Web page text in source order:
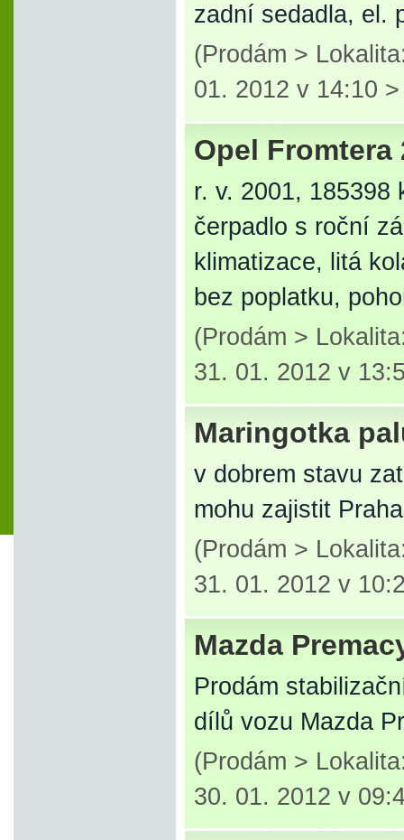
zadní sedadla, el.
(Prodám >
01. 2012 v 14:10
Opel Fromtera
r. v. 2001, 185398
čerpadlo s roční
klimatizace, litá
bez poplatku,
(Prodám >
31. 01. 2012 v
Maringotka
v dobrem stavu
mohu zajistit
(Prodám >
31. 01. 2012 v
Mazda
Prodám
dílů vozu Mazda
(Prodám >
30. 01. 2012 v